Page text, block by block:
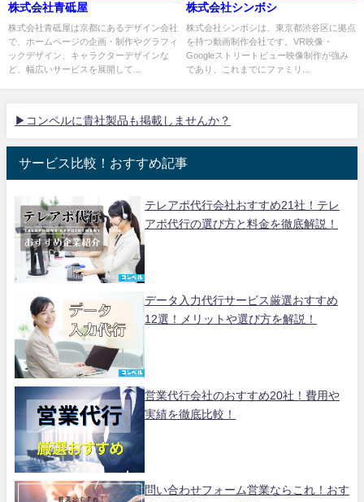
株式会社青砥屋
株式会社青砥屋は京都にあるデザイン会社
で、ホームページの企画・制作やグラフィ
ックデザイン、キャラクターデザインな
ど、幅広いサービスを展開して...
株式会社シンボシ
株式会社シンボシは、東京都渋谷区に拠点
を持つ動画制作会社です。VR映像・
Googleストリートビュー映像制作が強み
であり、これまでにファミリ...
▶コンペルに貴社製品も掲載しませんか？
サービス比較！おすすめ記事
テレアポ代行会社おすすめ21社！テレ
アポ代行の選び方と料金を徹底解説！
データ入力代行サービス厳選おすすめ
12選！メリットや選び方を解説！
営業代行会社のおすすめ20社！費用や
実績を徹底比較！
問い合わせフォーム営業ならこれ！おす